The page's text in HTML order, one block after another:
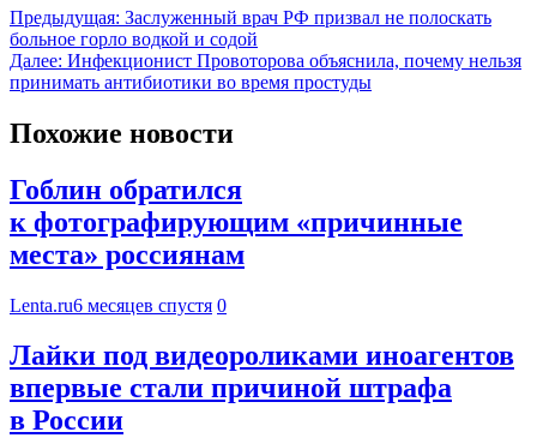
Предыдущая: Заслуженный врач РФ призвал не полоскать
больное горло водкой и содой
Далее: Инфекционист Провоторова объяснила, почему нельзя
принимать антибиотики во время простуды
Похожие новости
Гоблин обратился
к фотографирующим «причинные
места» россиянам
Lenta.ru6 месяцев спустя 0
Лайки под видеороликами иноагентов
впервые стали причиной штрафа
в России